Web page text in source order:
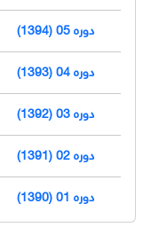
دوره 05 (1394)
دوره 04 (1393)
دوره 03 (1392)
دوره 02 (1391)
دوره 01 (1390)